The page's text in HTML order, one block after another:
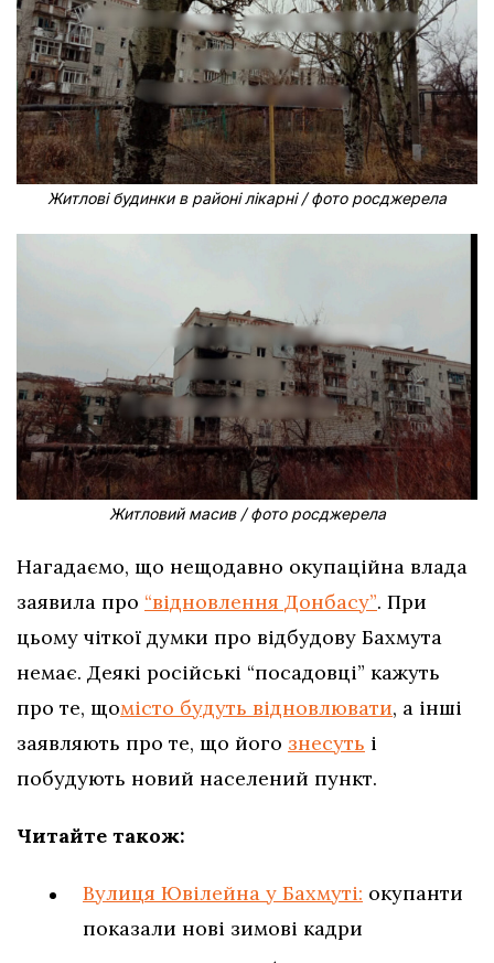
Житлові будинки в районі лікарні / фото росджерела
Житловий масив / фото росджерела
Нагадаємо, що нещодавно окупаційна влада
заявила про “відновлення Донбасу”. При
цьому чіткої думки про відбудову Бахмута
немає. Деякі російські “посадовці” кажуть
про те, щомісто будуть відновлювати, а інші
заявляють про те, що його знесуть і
побудують новий населений пункт.
Читайте також:
Вулиця Ювілейна у Бахмуті: окупанти
показали нові зимові кадри